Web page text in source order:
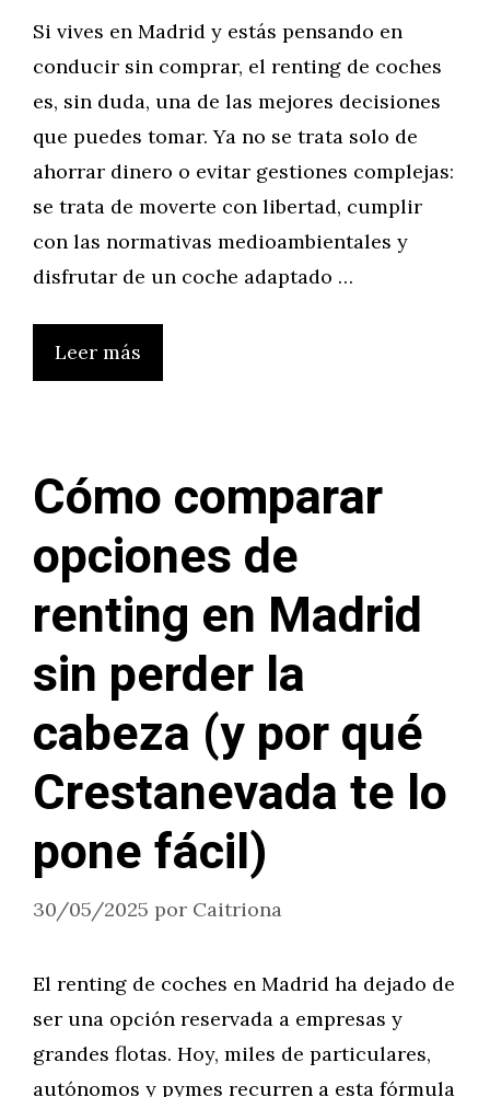
Si vives en Madrid y estás pensando en
conducir sin comprar, el renting de coches
es, sin duda, una de las mejores decisiones
que puedes tomar. Ya no se trata solo de
ahorrar dinero o evitar gestiones complejas:
se trata de moverte con libertad, cumplir
con las normativas medioambientales y
disfrutar de un coche adaptado …
Leer más
Cómo comparar
opciones de
renting en Madrid
sin perder la
cabeza (y por qué
Crestanevada te lo
pone fácil)
30/05/2025 por Caitriona
El renting de coches en Madrid ha dejado de
ser una opción reservada a empresas y
grandes flotas. Hoy, miles de particulares,
autónomos y pymes recurren a esta fórmula